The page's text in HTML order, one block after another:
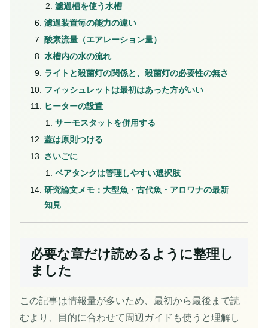
濾過槽を使う水槽
濾過装置毎の能力の違い
酸素流量（エアレーション量）
水槽内の水の流れ
ライトと殺菌灯の関係と、殺菌灯の必要性の無さ
フィッシュレットは最初はあった方がいい
ヒーターの設置
サーモスタットを併用する
蓋は原則つける
さいごに
ベアタンクは管理しやすい選択肢
研究論文メモ：大型魚・古代魚・アロワナの最新
知見
必要な章だけ読めるように整理し
ました
この記事は情報量が多いため、最初から最後まで読
むより、目的に合わせて周辺ガイドも使うと理解し